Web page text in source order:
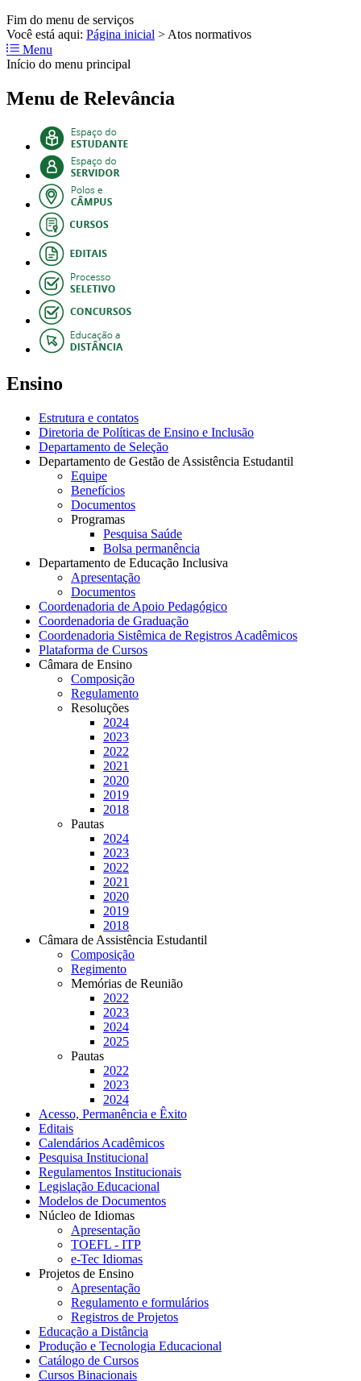
Fim do menu de serviços
Você está aqui: Página inicial > Atos normativos
Menu
Início do menu principal
Menu de Relevância
Ensino
Estrutura e contatos
Diretoria de Políticas de Ensino e Inclusão
Departamento de Seleção
Departamento de Gestão de Assistência Estudantil
Equipe
Benefícios
Documentos
Programas
Pesquisa Saúde
Bolsa permanência
Departamento de Educação Inclusiva
Apresentação
Documentos
Coordenadoria de Apoio Pedagógico
Coordenadoria de Graduação
Coordenadoria Sistêmica de Registros Acadêmicos
Plataforma de Cursos
Câmara de Ensino
Composição
Regulamento
Resoluções
2024
2023
2022
2021
2020
2019
2018
Pautas
2024
2023
2022
2021
2020
2019
2018
Câmara de Assistência Estudantil
Composição
Regimento
Memórias de Reunião
2022
2023
2024
2025
Pautas
2022
2023
2024
Acesso, Permanência e Êxito
Editais
Calendários Acadêmicos
Pesquisa Institucional
Regulamentos Institucionais
Legislação Educacional
Modelos de Documentos
Núcleo de Idiomas
Apresentação
TOEFL - ITP
e-Tec Idiomas
Projetos de Ensino
Apresentação
Regulamento e formulários
Registros de Projetos
Educação a Distância
Produção e Tecnologia Educacional
Catálogo de Cursos
Cursos Binacionais